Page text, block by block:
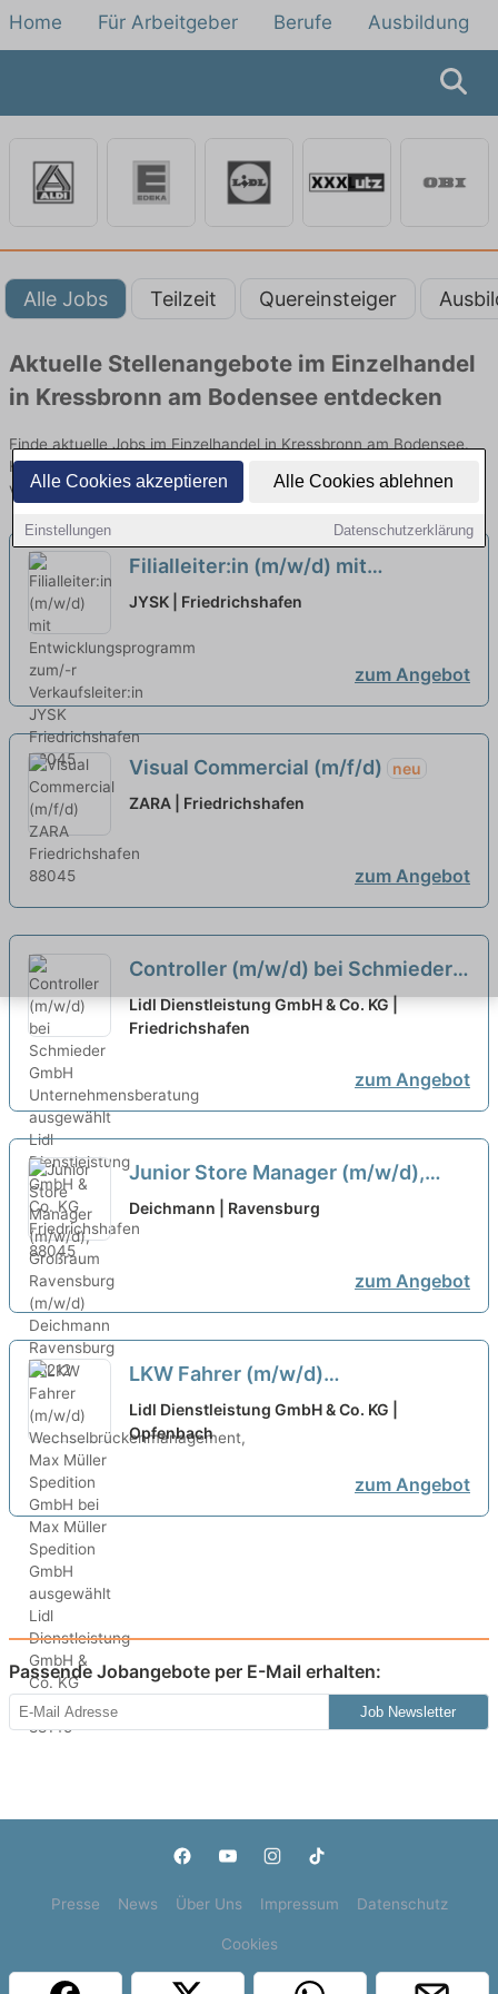
Alle Cookies akzeptieren Alle Cookies ablehnen
Einstellungen Datenschutzerklärung
Home Für Arbeitgeber Berufe Ausbildung
Alle Jobs Teilzeit Quereinsteiger
Aktuelle Stellenangebote im Einzelhandel
in Kressbronn am Bodensee entdecken
Finde aktuelle Jobs im Einzelhandel in Kressbronn am Bodensee.
Hier alle offenen Stellenangebote im Verkauf, Vertrieb und Handel
vergleichen.
Filialleiter:in (m/w/d) mit
Entwicklungsprogramm zum/-r
JYSK | Friedrichshafen
zum Angebot
Visual Commercial (m/f/d)
neu
ZARA | Friedrichshafen
zum Angebot
Controller (m/w/d) bei Schmieder
GmbH Unternehmensberatung
ausgewählt
Lidl Dienstleistung GmbH & Co. KG |
Friedrichshafen
zum Angebot
Junior Store Manager (m/w/d),
Großraum Ravensburg (m/w/d)
Deichmann | Ravensburg
zum Angebot
LKW Fahrer (m/w/d)
Wechselbrückenmanagement, Max
Müller Spedition GmbH bei Max
Lidl Dienstleistung GmbH & Co. KG |
Opfenbach
zum Angebot
Passende Jobangebote per E-Mail erhalten:
Job Newsletter
Presse News Über Uns Impressum Datenschutz
Cookies